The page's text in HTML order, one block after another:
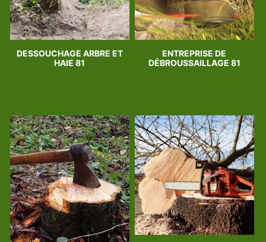
DESSOUCHAGE ARBRE ET
HAIE 81
ENTREPRISE DE
DÉBROUSSAILLAGE 81